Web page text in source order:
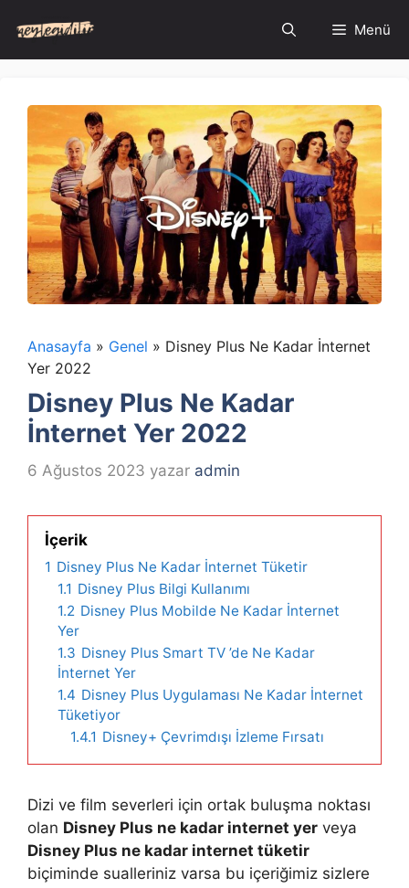
atla
Menü
Anasayfa » Genel » Disney Plus Ne Kadar İnternet
Yer 2022
Disney Plus Ne Kadar
İnternet Yer 2022
6 Ağustos 2023 yazar admin
İçerik
1 Disney Plus Ne Kadar İnternet Tüketir
1.1 Disney Plus Bilgi Kullanımı
1.2 Disney Plus Mobilde Ne Kadar İnternet
Yer
1.3 Disney Plus Smart TV ’de Ne Kadar
İnternet Yer
1.4 Disney Plus Uygulaması Ne Kadar İnternet
Tüketiyor
1.4.1 Disney+ Çevrimdışı İzleme Fırsatı
Dizi ve film severleri için ortak buluşma noktası
olan Disney Plus ne kadar internet yer veya
Disney Plus ne kadar internet tüketir
biçiminde sualleriniz varsa bu içeriğimiz sizlere